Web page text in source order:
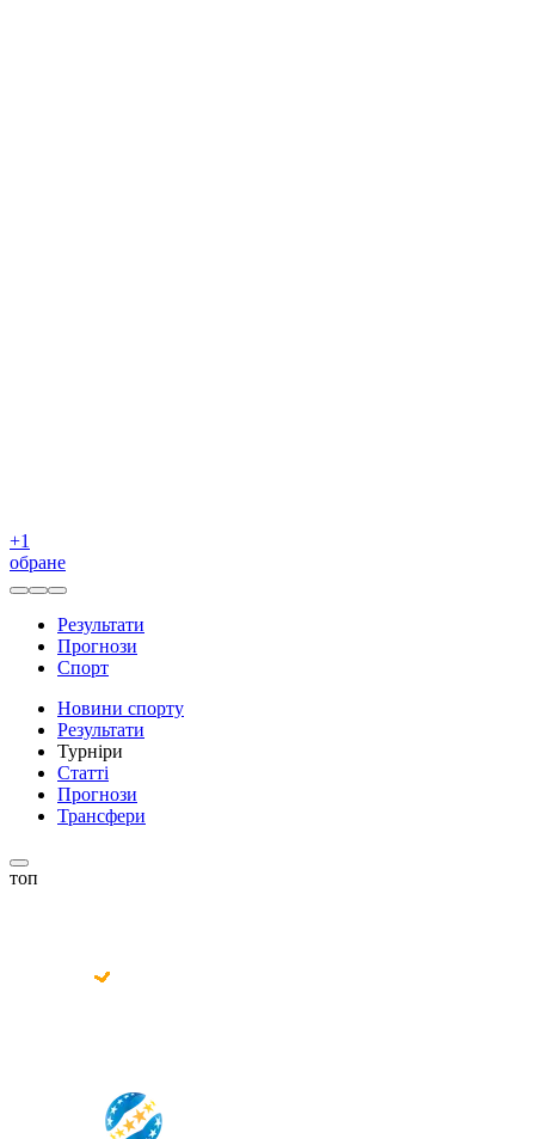
+1
обране
Результати
Прогнози
Спорт
Новини спорту
Результати
Турніри
Статті
Прогнози
Трансфери
топ